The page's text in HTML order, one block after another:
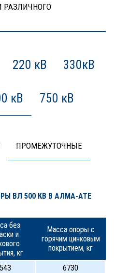
РАЗЛИЧНОГО
220 кВ 330кВ
кВ 750 кВ
ПРОМЕЖУТОЧНЫЕ
ВЛ 500 КВ В АЛМА-АТЕ
без
и
кг
Масса опоры с
горячим цинковым
покрытием, кг
6730